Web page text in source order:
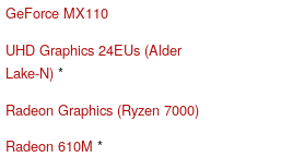
GeForce MX110
UHD Graphics 24EUs (Alder
Lake-N) *
Radeon Graphics (Ryzen 7000)
Radeon 610M *